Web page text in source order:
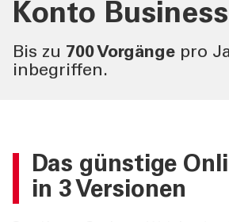
AKTUELLES
Konto
Bis zu 700 Vorgänge pro
inbegriffen.
Das günstige
in 3 Versionen